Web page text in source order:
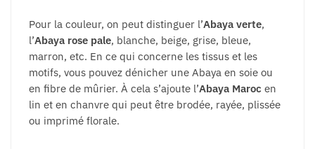
Pour la couleur, on peut distinguer l’Abaya verte,
l’Abaya rose pale, blanche, beige, grise, bleue,
marron, etc. En ce qui concerne les tissus et les
motifs, vous pouvez dénicher une Abaya en soie ou
en fibre de mûrier. À cela s’ajoute l’Abaya Maroc en
lin et en chanvre qui peut être brodée, rayée, plissée
ou imprimé florale.